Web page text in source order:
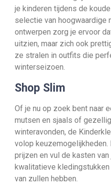
je kinderen tijdens de
selectie van hoogwaardige
ontwerpen zorg je ervoor
uitzien, maar zich ook
ze stralen in outfits die
winterseizoen.
Shop Slim
Of je nu op zoek bent naar
mutsen en sjaals of
winteravonden, de
volop
prijzen en vul de kasten
kwalitatieve
van zullen hebben.